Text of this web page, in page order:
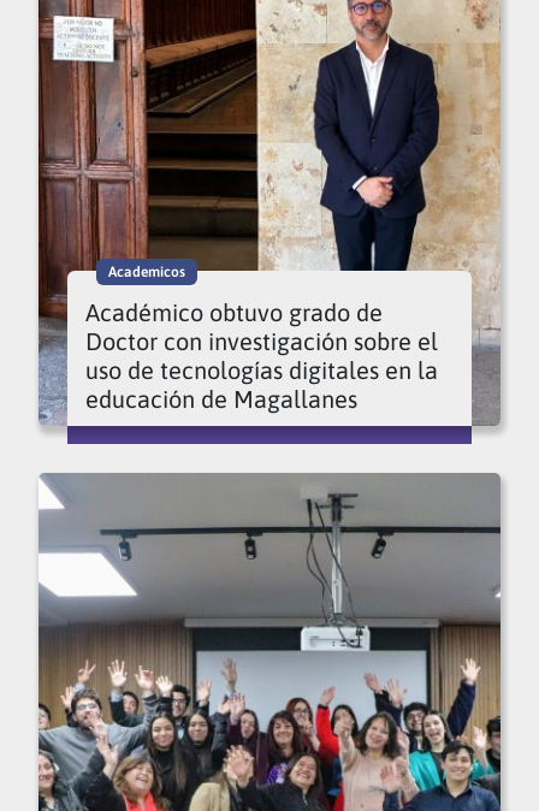
Academicos
Académico obtuvo grado de
Doctor con investigación sobre el
uso de tecnologías digitales en la
educación de Magallanes